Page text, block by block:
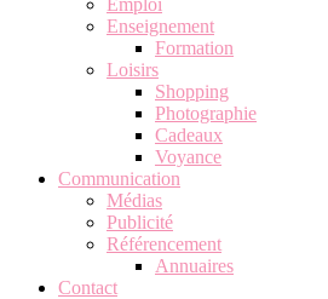
Emploi
Enseignement
Formation
Loisirs
Shopping
Photographie
Cadeaux
Voyance
Communication
Médias
Publicité
Référencement
Annuaires
Contact